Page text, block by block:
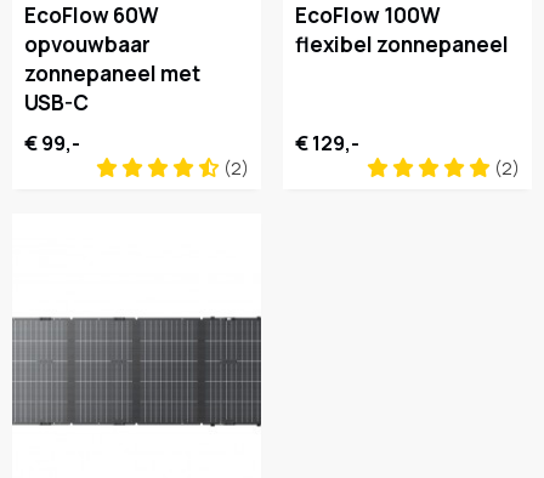
EcoFlow 60W
opvouwbaar
zonnepaneel met
USB-C
€ 99,-
(2)
EcoFlow 100W
flexibel zonnepaneel
€ 129,-
(2)